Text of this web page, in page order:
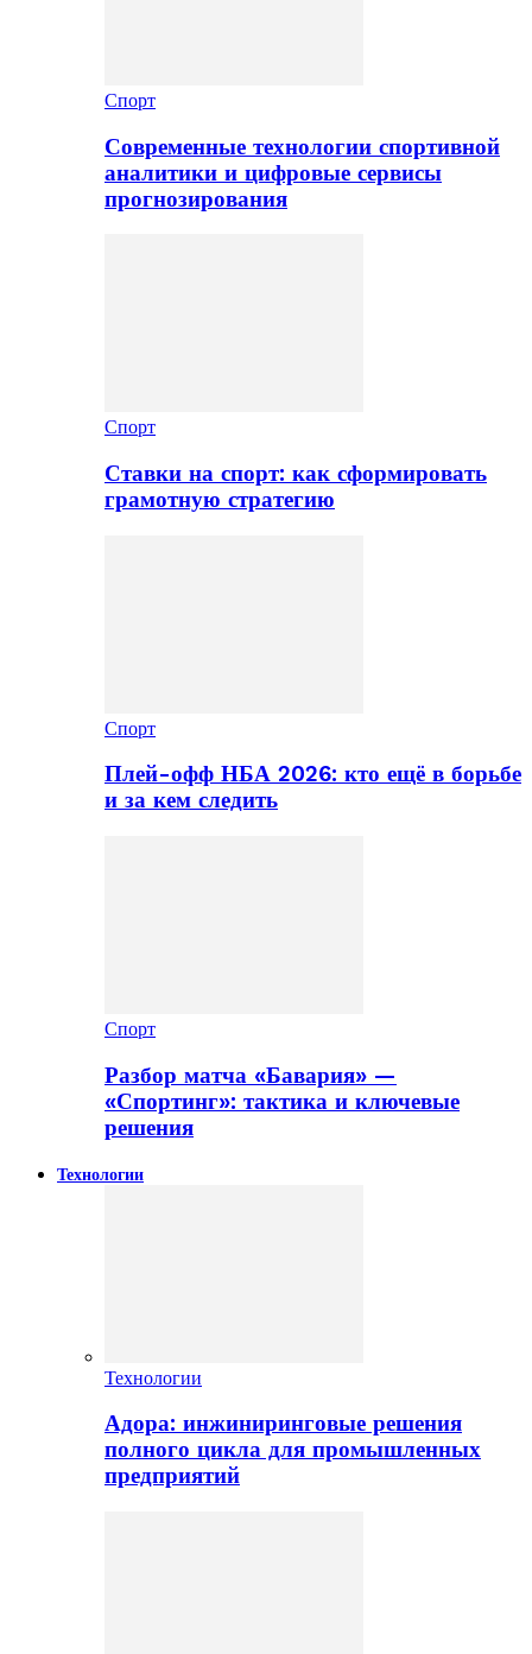
Спорт
Современные технологии спортивной
аналитики и цифровые сервисы
прогнозирования
Спорт
Ставки на спорт: как сформировать
грамотную стратегию
Спорт
Плей-офф НБА 2026: кто ещё в борьбе
и за кем следить
Спорт
Разбор матча «Бавария» —
«Спортинг»: тактика и ключевые
решения
Технологии
Технологии
Адора: инжиниринговые решения
полного цикла для промышленных
предприятий